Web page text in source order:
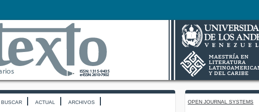
OPEN JOURNAL SYSTEMS
BUSCAR ACTUAL ARCHIVOS